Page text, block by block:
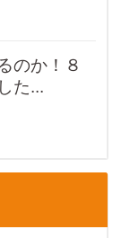
のか！８
た...